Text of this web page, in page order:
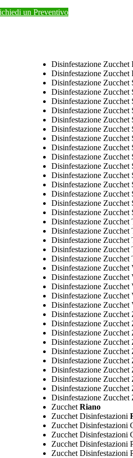
un Preventivo
Disinfestazione Zucchet
Disinfestazione Zucchet
Disinfestazione Zucchet
Disinfestazione Zucchet
Disinfestazione Zucchet
Disinfestazione Zucchet
Disinfestazione Zucchet
Disinfestazione Zucchet
Disinfestazione Zucchet
Disinfestazione Zucchet
Disinfestazione Zucchet
Disinfestazione Zucchet
Disinfestazione Zucchet
Disinfestazione Zucchet
Disinfestazione Zucchet
Disinfestazione Zucchet
Disinfestazione Zucchet
Disinfestazione Zucchet
Disinfestazione Zucchet
Disinfestazione Zucchet
Disinfestazione Zucchet
Disinfestazione Zucchet
Disinfestazione Zucchet
Disinfestazione Zucchet
Disinfestazione Zucchet
Disinfestazione Zucchet
Disinfestazione Zucchet
Disinfestazione Zucchet
Disinfestazione Zucchet
Disinfestazione Zucchet
Disinfestazione Zucchet
Disinfestazione Zucchet
Disinfestazione Zucchet
Disinfestazione Zucchet
Disinfestazione Zucchet
Disinfestazione Zucchet
Disinfestazione Zucchet
Zucchet Riano
Zucchet Disinfestazioni
Zucchet Disinfestazioni
Zucchet Disinfestazioni
Zucchet Disinfestazioni
Zucchet Disinfestazioni